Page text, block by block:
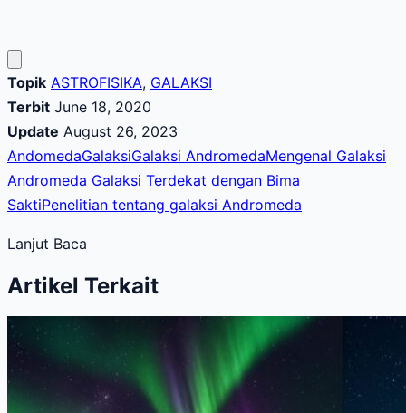
Topik ASTROFISIKA, GALAKSI
Terbit June 18, 2020
Update August 26, 2023
AndomedaGalaksiGalaksi AndromedaMengenal Galaksi
Andromeda Galaksi Terdekat dengan Bima
SaktiPenelitian tentang galaksi Andromeda
Lanjut Baca
Artikel Terkait